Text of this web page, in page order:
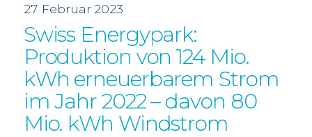
27. Februar 2023
Swiss Energypark:
Produktion von 124 Mio.
kWh erneuerbarem Strom
im Jahr 2022 – davon 80
Mio. kWh Windstrom